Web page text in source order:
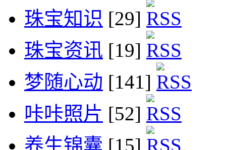
珠宝知识 [29]
珠宝资讯 [19]
梦随心动 [141]
咔咔照片 [52]
养生锦囊 [15]